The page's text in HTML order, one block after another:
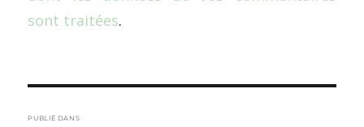
sont traitées.
PUBLIÉ DANS